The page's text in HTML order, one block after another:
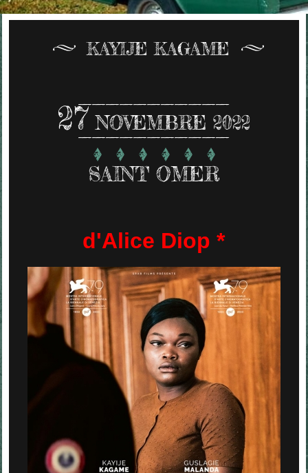
KAYIJE KAGAME
27 NOVEMBRE 2022
SAINT OMER
d'Alice Diop *